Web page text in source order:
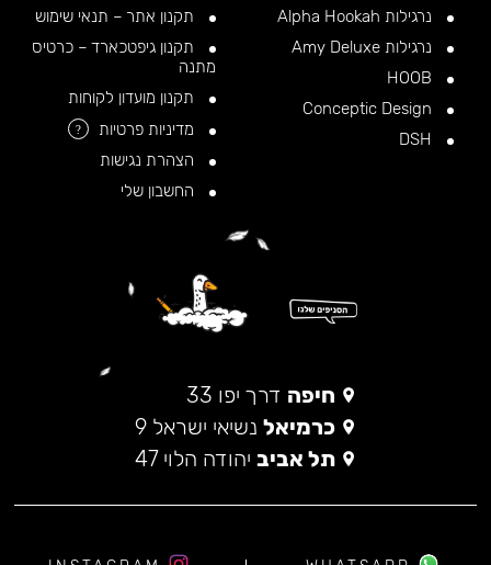
נרגילות Alpha Hookah
נרגילות Amy Deluxe
תקנון אתר – תנאי שימוש
תקנון גיפטכארד – כרטיס
מתנה
תקנון מועדון לקוחות
מדיניות פרטיות
?
הצהרת נגישות
החשבון שלי
חיפה דרך יפו 33
כרמיאל נשיאי ישראל 9
תל אביב יהודה הלוי 47